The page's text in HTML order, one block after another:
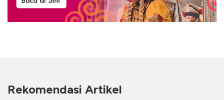
Rekomendasi Artikel